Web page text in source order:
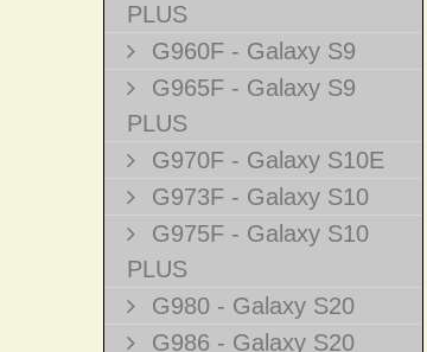
PLUS
G960F - Galaxy S9
G965F - Galaxy S9
PLUS
G970F - Galaxy S10E
G973F - Galaxy S10
G975F - Galaxy S10
PLUS
G980 - Galaxy S20
G986 - Galaxy S20